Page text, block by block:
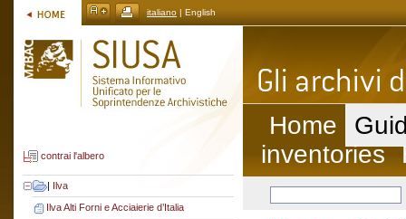
italiano | English
contrai l'albero
| Ilva
Ilva Alti Forni e Acciaierie d’Italia
Home
inventories